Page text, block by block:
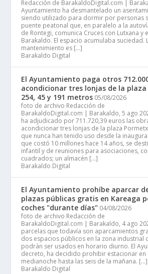
Redacción de BarakaldoDigital.com |
Ayuntamiento ha desmantelado un
siendo utilizado para dormir por personas
puente peatonal que, en paralelo a la
de Rontegi, comunica Cruces con Lutxana y
Barakaldo. El espacio acumulaba suciedad.
mantenimiento es […]
Barakaldo Digital
El Ayuntamiento paga otros
acondicionar tres lonjas de la
254, 45 y 191 metros 05/08/2026
foto de archivo Redacción de
BarakaldoDigital.com | Barakaldo, 5 ago
ha adjudicado por 711.720,39 euros las
acondicionar tres lonjas de la plaza
que nunca han tenido uso desde la
que costó 10 millones hace 14 años, se
infantil y de reuniones para asociaciones,
cuadrados; un almacén […]
Barakaldo Digital
El Ayuntamiento prohíbe aparcar
plazas públicas gratis en Kareaga
coches "durante días" 04/08/2026
foto de archivo Redacción de
BarakaldoDigital.com | Barakaldo, 4 ago
parcelas que todavía son aparcamientos
dos espacios públicos en la zona industrial
podrán ser usados en horario diurno. El
decreto, ha decidido prohibir estacionar en
medianoche hasta las seis de la mañana. […]
Barakaldo Digital